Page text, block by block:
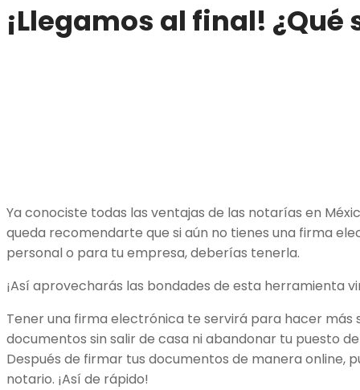
¡Llegamos al final! ¿Qué
Ya conociste todas las ventajas de las notarías en
queda recomendarte que si aún no tienes una firma
personal o para tu empresa, deberías tenerla.
¡Así aprovecharás las bondades de esta herramienta
Tener una firma electrónica te servirá para hacer más
documentos sin salir de casa ni abandonar tu puesto
Después de firmar tus documentos de manera online,
notario. ¡Así de rápido!